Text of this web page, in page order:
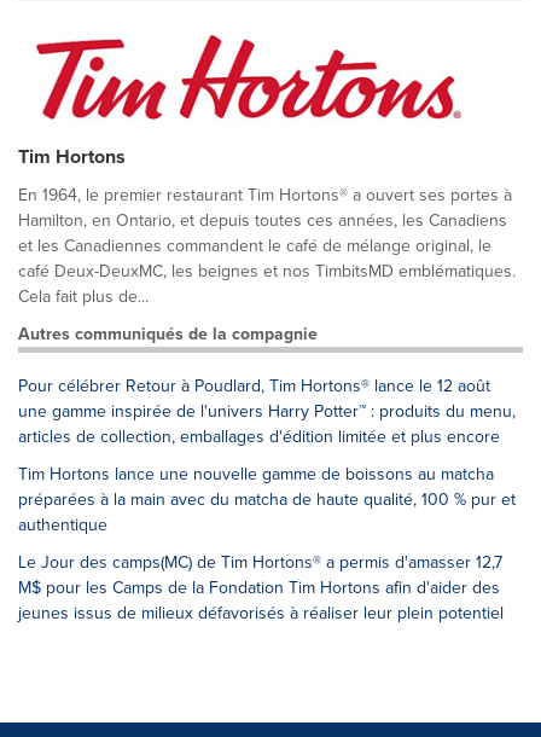
Tim Hortons
En 1964, le premier restaurant Tim Hortons® a ouvert ses portes à
Hamilton, en Ontario, et depuis toutes ces années, les Canadiens
et les Canadiennes commandent le café de mélange original, le
café Deux-DeuxMC, les beignes et nos TimbitsMD emblématiques.
Cela fait plus de...
Autres communiqués de la compagnie
Pour célébrer Retour à Poudlard, Tim Hortons® lance le 12 août
une gamme inspirée de l'univers Harry Potter™ : produits du menu,
articles de collection, emballages d'édition limitée et plus encore
Tim Hortons lance une nouvelle gamme de boissons au matcha
préparées à la main avec du matcha de haute qualité, 100 % pur et
authentique
Le Jour des camps(MC) de Tim Hortons® a permis d'amasser 12,7
M$ pour les Camps de la Fondation Tim Hortons afin d'aider des
jeunes issus de milieux défavorisés à réaliser leur plein potentiel